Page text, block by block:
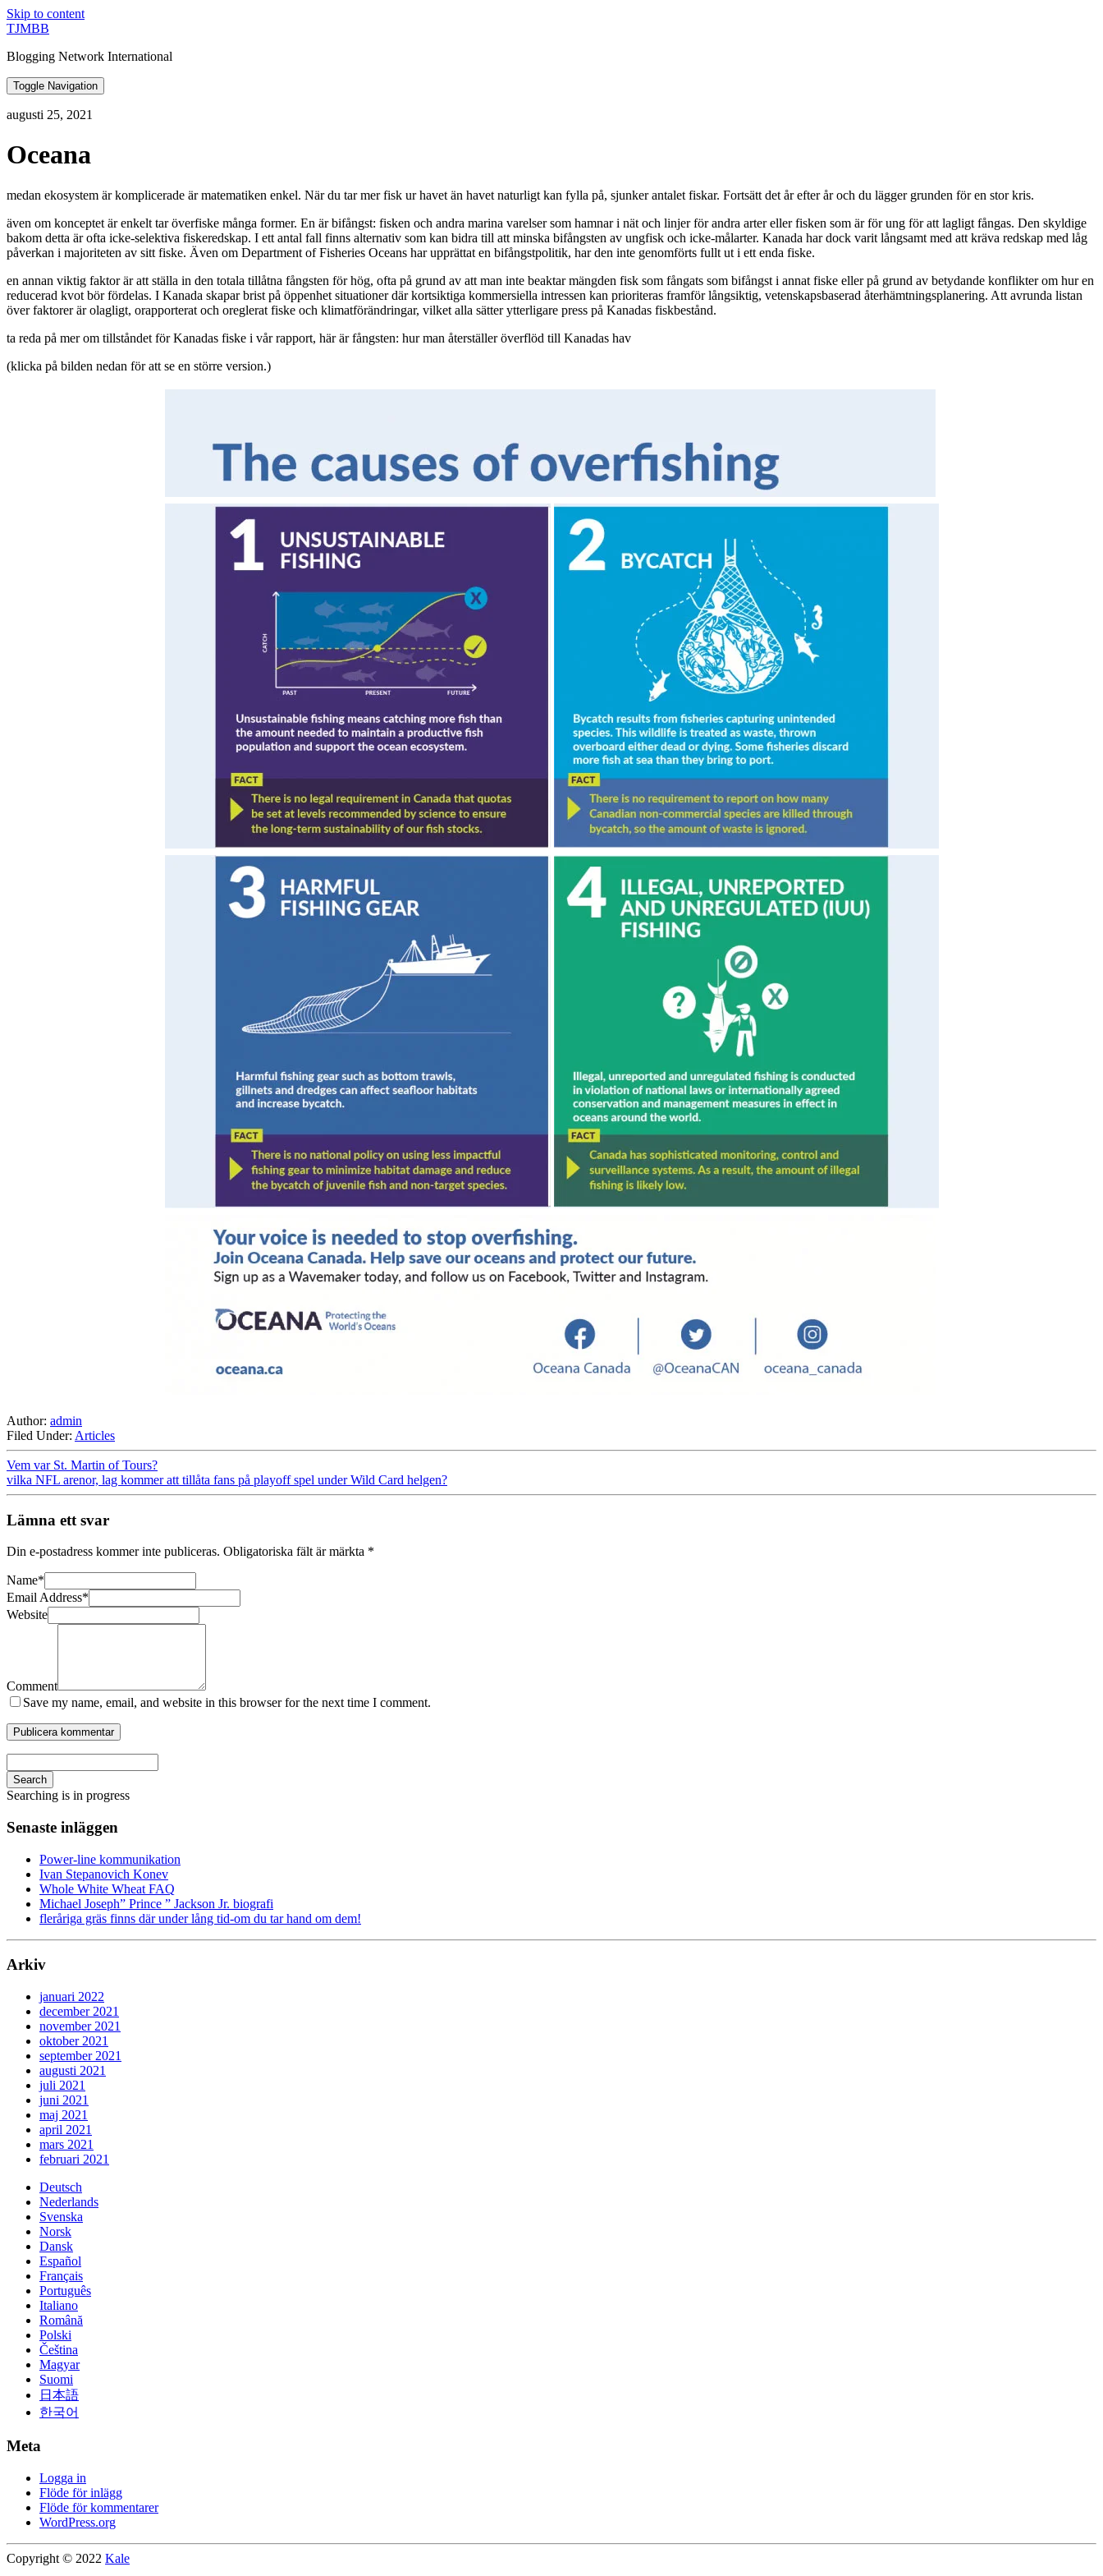
Skip to content
TJMBB
Blogging Network International
Toggle Navigation
augusti 25, 2021
Oceana
medan ekosystem är komplicerade är matematiken enkel. När du tar mer fisk ur havet än havet naturligt kan fylla på, sjunker antalet fiskar. Fortsätt det år efter år och du lägger grunden för en stor kris.
även om konceptet är enkelt tar överfiske många former. En är bifångst: fisken och andra marina varelser som hamnar i nät och linjer för andra arter eller fisken som är för ung för att lagligt fångas. Den skyldige
bakom detta är ofta icke-selektiva fiskeredskap. I ett antal fall finns alternativ som kan bidra till att minska bifångsten av ungfisk och icke-målarter. Kanada har dock varit långsamt med att kräva redskap med låg
påverkan i majoriteten av sitt fiske. Även om Department of Fisheries Oceans har upprättat en bifångstpolitik, har den inte genomförts fullt ut i ett enda fiske.
en annan viktig faktor är att ställa in den totala tillåtna fångsten för hög, ofta på grund av att man inte beaktar mängden fisk som fångats som bifångst i annat fiske eller på grund av betydande konflikter om hur en
reducerad kvot bör fördelas. I Kanada skapar brist på öppenhet situationer där kortsiktiga kommersiella intressen kan prioriteras framför långsiktig, vetenskapsbaserad återhämtningsplanering. Att avrunda listan
över faktorer är olagligt, orapporterat och oreglerat fiske och klimatförändringar, vilket alla sätter ytterligare press på Kanadas fiskbestånd.
ta reda på mer om tillståndet för Kanadas fiske i vår rapport, här är fångsten: hur man återställer överflöd till Kanadas hav
(klicka på bilden nedan för att se en större version.)
Author: admin
Filed Under: Articles
Vem var St. Martin of Tours?
vilka NFL arenor, lag kommer att tillåta fans på playoff spel under Wild Card helgen?
Lämna ett svar
Din e-postadress kommer inte publiceras. Obligatoriska fält är märkta *
Name*
Email Address*
Website
Comment
Save my name, email, and website in this browser for the next time I comment.
Search
Searching is in progress
Senaste inläggen
Power-line kommunikation
Ivan Stepanovich Konev
Whole White Wheat FAQ
Michael Joseph” Prince ” Jackson Jr. biografi
fleråriga gräs finns där under lång tid-om du tar hand om dem!
Arkiv
januari 2022
december 2021
november 2021
oktober 2021
september 2021
augusti 2021
juli 2021
juni 2021
maj 2021
april 2021
mars 2021
februari 2021
Deutsch
Nederlands
Svenska
Norsk
Dansk
Español
Français
Português
Italiano
Română
Polski
Čeština
Magyar
Suomi
日本語
한국어
Meta
Logga in
Flöde för inlägg
Flöde för kommentarer
WordPress.org
Copyright © 2022 Kale